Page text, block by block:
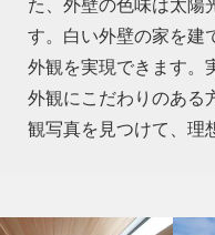
た、外壁の色味は太陽
す。白い外壁の家を建
外観を実現できます。
外観にこだわりのある
観写真を見つけて、理